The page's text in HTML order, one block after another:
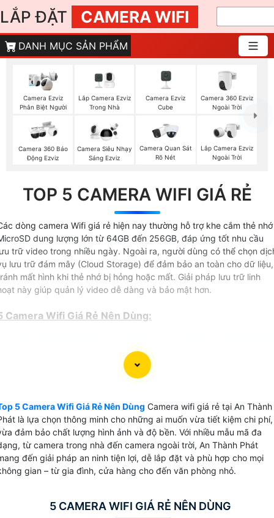
LẮP ĐẶT CAMERA WIFI
DANH MỤC SẢN PHẨM
Camera Ezviz
Phân Biệt Người
Lắp Camera Ezviz
Trong Nhà
Camera Ezviz
Cube
Camera 360 Ezviz
Ngoài Trời
Camera 360 Báo
Động Ezviz
Camera Siêu Nhạy
Sáng Ezviz
Camera Quan Sát
Rõ Nét
Lắp Camera Ezviz
Ngoài Trời
TOP 5 CAMERA WIFI GIÁ RẺ
dòng camera Wifi giá rẻ hiện nay thường hỗ trợ khe cắm thẻ nhớ
dung lượng lớn từ 64GB đến 256GB, đáp ứng tốt nhu cầu
trữ video trong nhiều ngày. Ngoài ra, người dùng có thể chọn
lưu trữ đám mây (Cloud Storage) để đảm bảo an toàn cho dữ liệu,
mất hình khi thẻ nhớ bị hỏng hoặc mất. Giải pháp lưu trữ linh
này giúp quản lý video dễ dàng và bảo mật hơn.
Camera Wifi Giá Rẻ Nên Dùng:
Camera Cube Giá Rẻ DS-2CD2423G2-IW W
Camera Giá Rẻ Dahua DH-F5D-PV Wifi Giá Rẻ
Tapo C225 Camera Không Dây IP Wifi (4MP)( 5%-35% )
Camera An Ninh Wifi Ezviz CS-EB8-R100-1K3FL4GA Giá Rẻ
❂ ( 6,580,000 ₫ )
Camera Wifi Ezviz CS-H3c-R100-1J5WKFL( 1,700,000 ₫
5 Camera Wifi Giá Rẻ Nên Dùng Camera wifi giá rẻ tại An Thành
là lựa chọn thông minh cho những ai muốn vừa tiết kiệm chi phí,
đảm bảo chất lượng hình ảnh và độ bền. Với nhiều mẫu mã đa
từ camera trong nhà đến camera ngoài trời, An Thành Phát
đến giải pháp an ninh tiện lợi, dễ lắp đặt và phù hợp cho mọi
gian – từ gia đình, cửa hàng cho đến văn phòng nhỏ.
5 CAMERA WIFI GIÁ RẺ NÊN DÙNG